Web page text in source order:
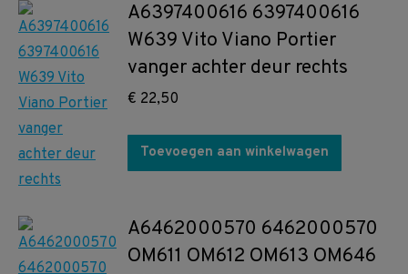
A6397400616 6397400616
W639 Vito Viano Portier
vanger achter deur rechts
€ 22,50
Toevoegen aan winkelwagen
A6462000570 6462000570
OM611 OM612 OM613 OM646